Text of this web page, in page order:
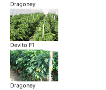
Dragoney
Devito F1
Dragoney